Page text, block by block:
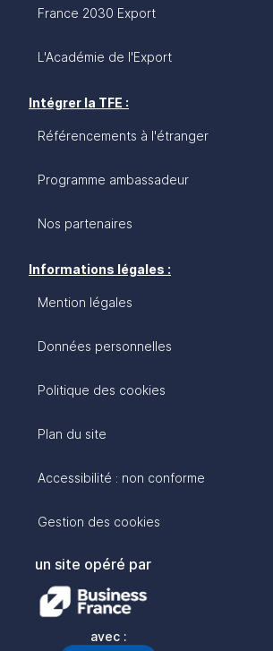
France 2030 Export
L'Académie de l'Export
Intégrer la TFE :
Référencements à l'étranger
Programme ambassadeur
Nos partenaires
Informations légales :
Mention légales
Données personnelles
Politique des cookies
Plan du site
Accessibilité : non conforme
Gestion des cookies
un site opéré par
avec :